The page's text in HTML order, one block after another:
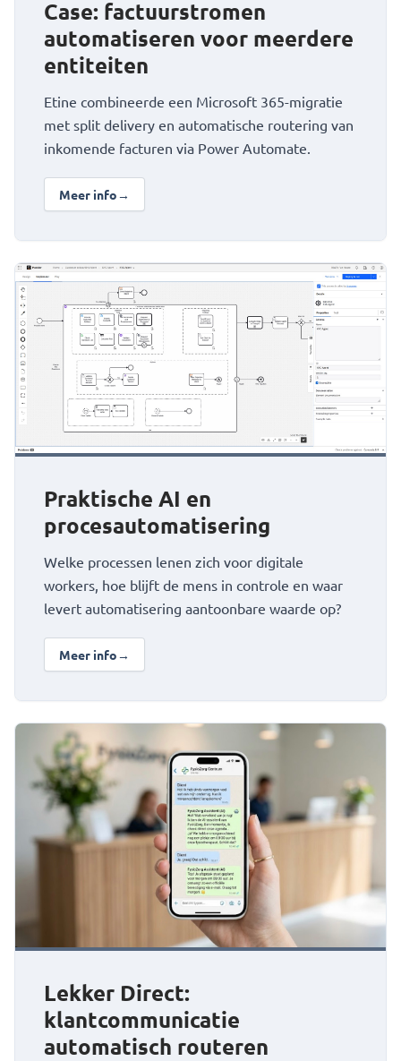
Case: factuurstromen
automatiseren voor meerdere
entiteiten
Etine combineerde een Microsoft 365-migratie
met split delivery en automatische routering van
inkomende facturen via Power Automate.
Meer info
over Case: factuurstromen automatiseren voor
→
Praktische AI en
procesautomatisering
Welke processen lenen zich voor digitale
workers, hoe blijft de mens in controle en waar
levert automatisering aantoonbare waarde op?
Meer info
over Praktische AI en procesautomatisering
→
Bekijk Praktische AI en procesautomatisering
Lekker Direct:
klantcommunicatie
automatisch routeren
Bekijk Lekker Direct: klantcommunicatie automatisch